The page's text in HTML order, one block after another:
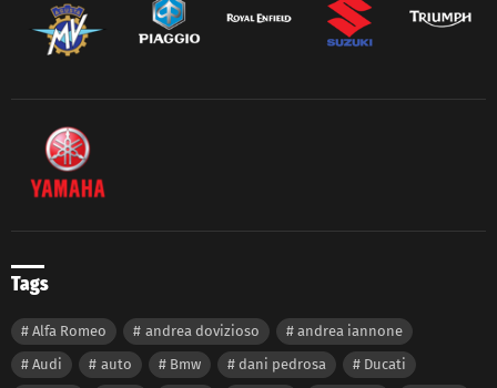
Tags
Alfa Romeo andrea dovizioso
andrea iannone
Audi
auto Bmw dani pedrosa
Ducati